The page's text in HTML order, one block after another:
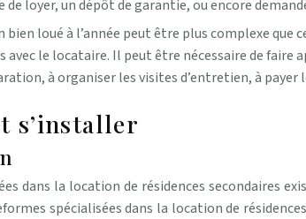
loyer, un dépôt de garantie, ou encore
bien loué à l’année peut être plus complexe
le locataire. Il peut être nécessaire de faire
à organiser les visites d’entretien, à
s’installer
dans la location de résidences secondaires
spécialisées dans la location de